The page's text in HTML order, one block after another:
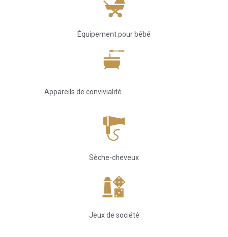
Équipement pour bébé
Appareils de convivialité
Sèche-cheveux
Jeux de société